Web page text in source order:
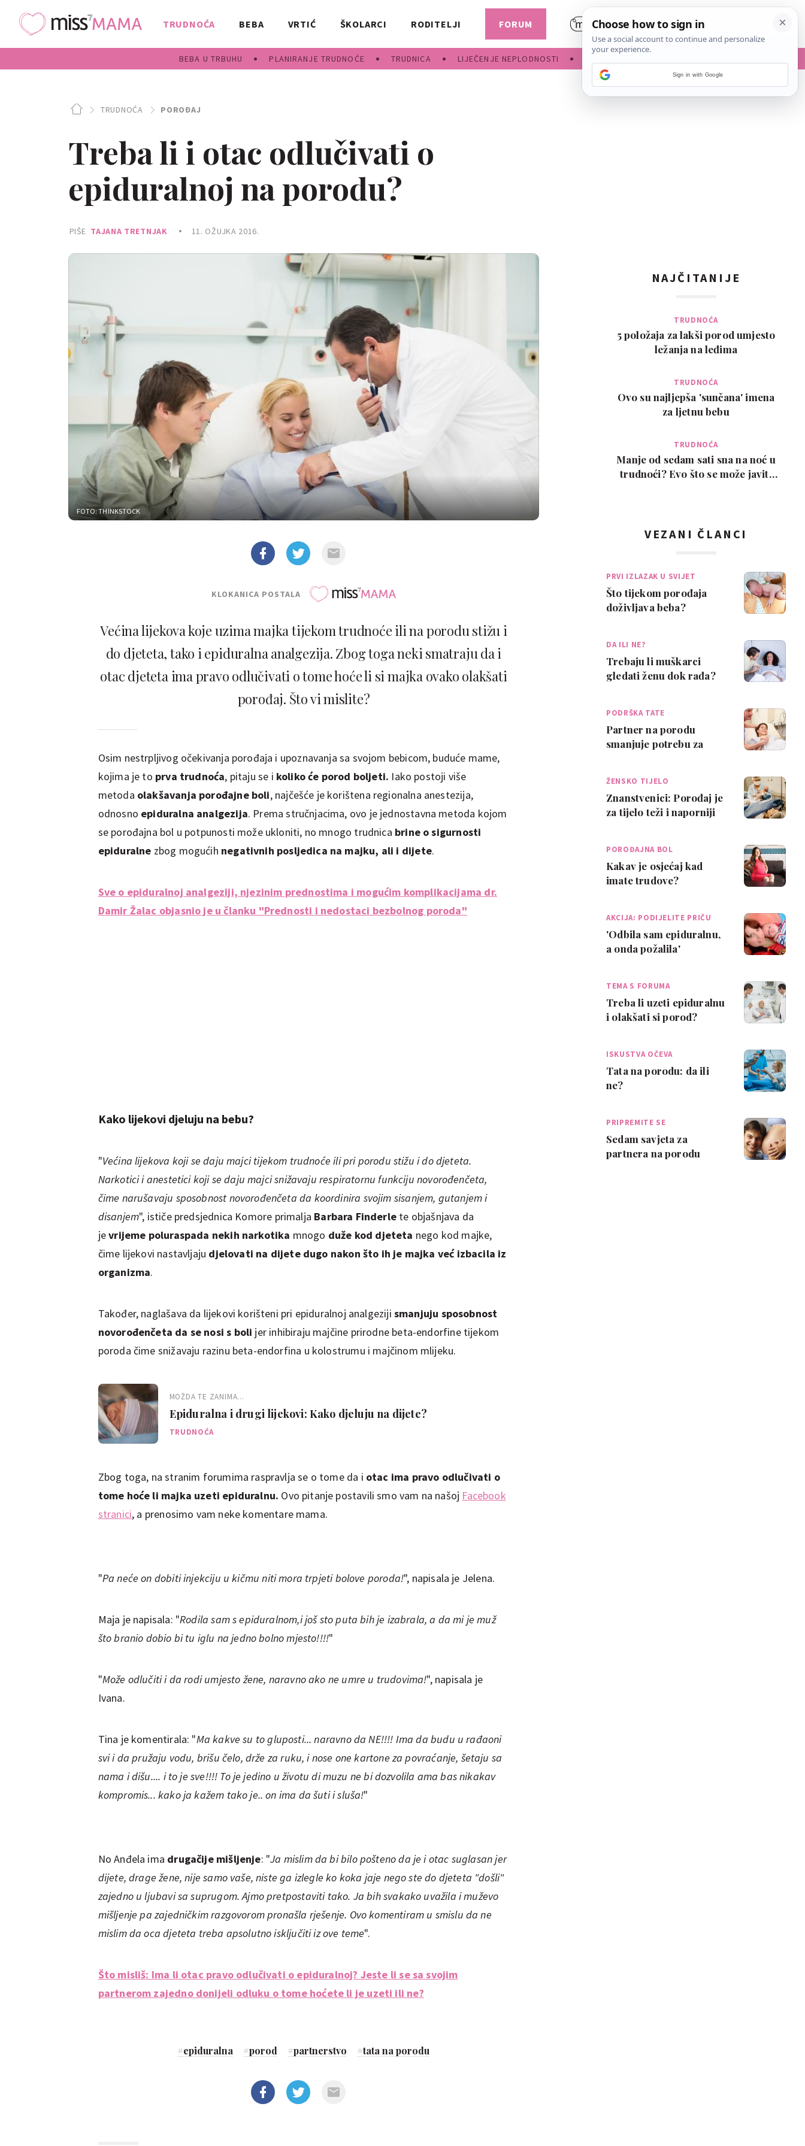
TRUDNOĆA
BEBA U TRBUHU PLANIRANJE TRUDNOĆE TRUDNICA LIJEČENJE NEPLODNOSTI
BEBA VRTIĆ ŠKOLARCI RODITELJI FORUM
TRUDNOĆA POROĐAJ
Treba li i otac odlučivati o
epiduralnoj na porodu?
PIŠE TAJANA TRETNJAK 11. OŽUJKA 2016.
FOTO: THINKSTOCK
KLOKANICA POSTALA
Većina lijekova koje uzima majka tijekom trudnoće ili na porodu stižu i
do djeteta, tako i epiduralna analgezija. Zbog toga neki smatraju da i
otac djeteta ima pravo odlučivati o tome hoće li si majka ovako olakšati
porođaj. Što vi mislite?
Osim nestrpljivog očekivanja porođaja i upoznavanja sa svojom bebicom, buduće mame,
kojima je to prva trudnoća, pitaju se i koliko će porod boljeti. Iako postoji više
metoda olakšavanja porođajne boli, najčešće je korištena regionalna anestezija,
odnosno epiduralna analgezija. Prema stručnjacima, ovo je jednostavna metoda kojom
se porođajna bol u potpunosti može ukloniti, no mnogo trudnica brine o sigurnosti
epiduralne zbog mogućih negativnih posljedica na majku, ali i dijete.
Sve o epiduralnoj analgeziji, njezinim prednostima i mogućim komplikacijama dr.
Damir Žalac objasnio je u članku "Prednosti i nedostaci bezbolnog poroda"
Kako lijekovi djeluju na bebu?
"Većina lijekova koji se daju majci tijekom trudnoće ili pri porodu stižu i do djeteta.
Narkotici i anestetici koji se daju majci snižavaju respiratornu funkciju novorođenčeta,
čime narušavaju sposobnost novorođenčeta da koordinira svojim sisanjem, gutanjem i
disanjem", ističe predsjednica Komore primalja Barbara Finderle te objašnjava da
jevrijeme poluraspada nekih narkotika mnogo duže kod djeteta nego kod majke,
čime lijekovi nastavljaju djelovati na dijete dugo nakon što ih je majka već izbacila iz
organizma.
Također, naglašava da lijekovi korišteni pri epiduralnoj analgeziji smanjuju sposobnost
novorođenčeta da se nosi s boli jer inhibiraju majčine prirodne beta-endorfine tijekom
poroda čime snižavaju razinu beta-endorfina u kolostrumu i majčinom mlijeku.
MOŽDA TE ZANIMA...
Epiduralna i drugi lijekovi: Kako djeluju na dijete?
TRUDNOĆA
Zbog toga, na stranim forumima raspravlja se o tome da i otac ima pravo odlučivati o
tome hoće li majka uzeti epiduralnu. Ovo pitanje postavili smo vam na našoj Facebook
stranici, a prenosimo vam neke komentare mama.
"Pa neće on dobiti injekciju u kičmu niti mora trpjeti bolove poroda!", napisala je Jelena.
Maja je napisala: "Rodila sam s epiduralnom,i još sto puta bih je izabrala, a da mi je muž
što branio dobio bi tu iglu na jedno bolno mjesto!!!!"
"Može odlučiti i da rodi umjesto žene, naravno ako ne umre u trudovima!", napisala je
Ivana.
Tina je komentirala: "Ma kakve su to gluposti... naravno da NE!!!! Ima da budu u rađaoni
svi i da pružaju vodu, brišu čelo, drže za ruku, i nose one kartone za povraćanje, šetaju sa
nama i dišu.... i to je sve!!!! To je jedino u životu di muzu ne bi dozvolila ama bas nikakav
kompromis... kako ja kažem tako je.. on ima da šuti i sluša!"
No Anđela ima drugačije mišljenje: "Ja mislim da bi bilo pošteno da je i otac suglasan jer
dijete, drage žene, nije samo vaše, niste ga izlegle ko koka jaje nego ste do djeteta "došli"
zajedno u ljubavi sa suprugom. Ajmo pretpostaviti tako. Ja bih svakako uvažila i muževo
mišljenje pa zajedničkim razgovorom pronašla rješenje. Ovo komentiram u smislu da ne
mislim da oca djeteta treba apsolutno isključiti iz ove teme".
Što misliš: Ima li otac pravo odlučivati o epiduralnoj? Jeste li se sa svojim
partnerom zajedno donijeli odluku o tome hoćete li je uzeti ili ne?
#epiduralna #porod #partnerstvo #tata na porodu
NAJČITANIJE
TRUDNOĆA
5 položaja za lakši porod umjesto
ležanja na leđima
TRUDNOĆA
Ovo su najljepša 'sunčana' imena
za ljetnu bebu
TRUDNOĆA
Manje od sedam sati sna na noć u
trudnoći? Evo što se može javiti
VEZANI ČLANCI
PRVI IZLAZAK U SVIJET
Što tijekom porođaja
doživljava beba?
DA ILI NE?
Trebaju li muškarci
gledati ženu dok rađa?
PODRŠKA TATE
Partner na porodu
smanjuje potrebu za
ŽENSKO TIJELO
Znanstvenici: Porođaj je
za tijelo teži i naporniji
POROĐAJNA BOL
Kakav je osjećaj kad
imate trudove?
AKCIJA: PODIJELITE PRIČU
'Odbila sam epiduralnu,
a onda požalila'
TEMA S FORUMA
Treba li uzeti epiduralnu
i olakšati si porod?
ISKUSTVA OČEVA
Tata na porodu: da ili
ne?
PRIPREMITE SE
Sedam savjeta za
partnera na porodu
Sign in with Google